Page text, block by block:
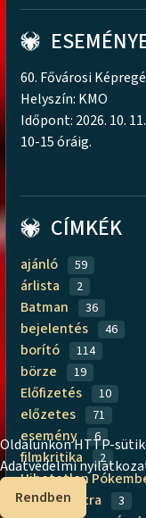
60. Fővárosi
Helyszín: KMO
Időpont: 2026. 10. 11.
10-15 óráig.
CÍMKÉK
ajánló 59
árlista 2
Batman 36
bejelentés 46
borító 114
börze 19
Előfizetés 10
előzetes 71
esemény 6
filmkritika 2
Hihetetlen
Kingpin Extra 3
Oldalunkon HTTP-
Adatvédelmi
Rendben